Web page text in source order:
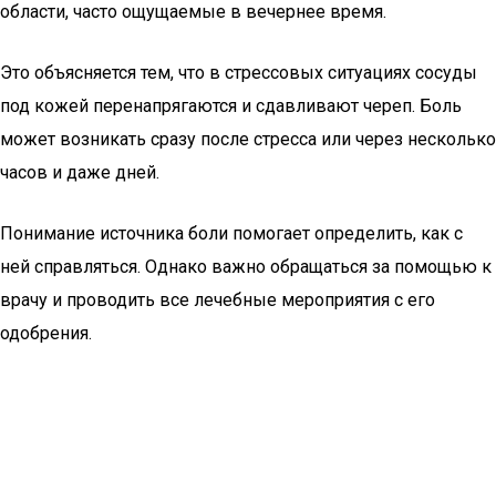
области, часто ощущаемые в вечернее время.
Это объясняется тем, что в стрессовых ситуациях сосуды
под кожей перенапрягаются и сдавливают череп. Боль
может возникать сразу после стресса или через несколько
часов и даже дней.
Понимание источника боли помогает определить, как с
ней справляться. Однако важно обращаться за помощью к
врачу и проводить все лечебные мероприятия с его
одобрения.